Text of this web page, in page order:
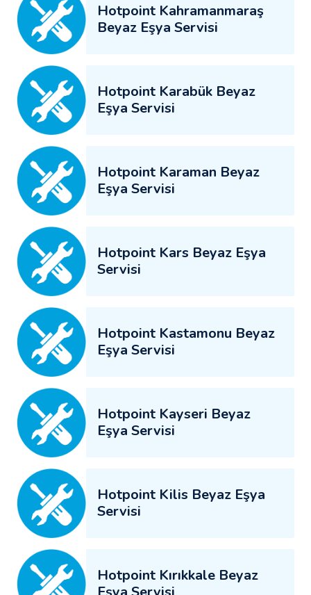
Hotpoint Kahramanmaraş
Beyaz Eşya Servisi
Hotpoint Karabük Beyaz
Eşya Servisi
Hotpoint Karaman Beyaz
Eşya Servisi
Hotpoint Kars Beyaz Eşya
Servisi
Hotpoint Kastamonu Beyaz
Eşya Servisi
Hotpoint Kayseri Beyaz
Eşya Servisi
Hotpoint Kilis Beyaz Eşya
Servisi
Hotpoint Kırıkkale Beyaz